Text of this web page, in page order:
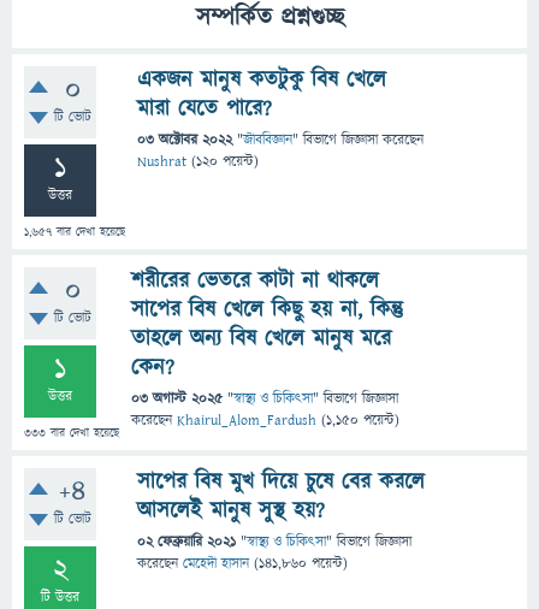
সম্পর্কিত প্রশ্নগুচ্ছ
0
টি ভোট
1
উত্তর
1,657 বার দেখা হয়েছে
একজন মানুষ কতটুকু বিষ খেলে
মারা যেতে পারে?
03 অক্টোবর 2022 "জীববিজ্ঞান" বিভাগে জিজ্ঞাসাকরেছেন
Nushrat (120 পয়েন্ট)
0
টি ভোট
1
উত্তর
333 বার দেখা হয়েছে
শরীরের ভেতরে কাটা না থাকলে
সাপের বিষ খেলে কিছু হয় না, কিন্তু
তাহলে অন্য বিষ খেলে মানুষ মরে
কেন?
03 অগাস্ট 2025 "স্বাস্থ্য ও চিকিৎসা" বিভাগে জিজ্ঞাসা
করেছেনKhairul_Alom_Fardush (1,150 পয়েন্ট)
+4
টি ভোট
2
টি উত্তর
সাপের বিষ মুখ দিয়ে চুষে বের করলে
আসলেই মানুষ সুস্থ হয়?
02 ফেব্রুয়ারি 2021 "স্বাস্থ্য ও চিকিৎসা" বিভাগে জিজ্ঞাসা
করেছেনমেহেদী হাসান (141,860 পয়েন্ট)